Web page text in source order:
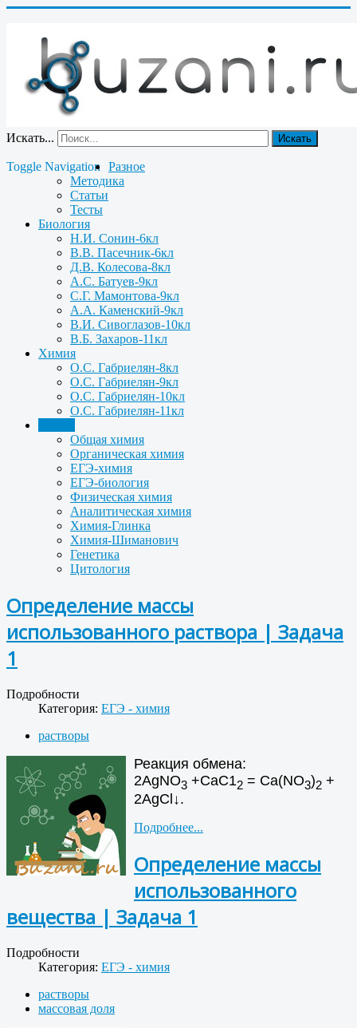
Искать... Искать
Toggle Navigation
Разное
Методика
Статьи
Тесты
Биология
Н.И. Сонин-6кл
В.В. Пасечник-6кл
Д.В. Колесова-8кл
А.С. Батуев-9кл
С.Г. Мамонтова-9кл
А.А. Каменский-9кл
В.И. Сивоглазов-10кл
В.Б. Захаров-11кл
Химия
О.С. Габриелян-8кл
О.С. Габриелян-9кл
О.С. Габриелян-10кл
О.С. Габриелян-11кл
Общая химия
Органическая химия
ЕГЭ-химия
ЕГЭ-биология
Физическая химия
Аналитическая химия
Химия-Глинка
Химия-Шиманович
Генетика
Цитология
Определение массы
использованного раствора | Задача
1
Подробности
Категория: ЕГЭ - химия
растворы
Реакция обмена:
2АgNО3 +СаС12 = Са(NO3)2 +
2AgCl↓.
Подробнее...
Определение массы
использованного
вещества | Задача 1
Подробности
Категория: ЕГЭ - химия
растворы
массовая доля